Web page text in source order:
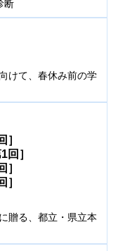
断
けて、春休み前の学
］
回］
］
］
贈る、都立・県立本